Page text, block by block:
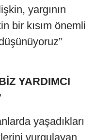
yargının
bir kısım önemli
YARDIMCI
yaşadıkları
vurgulayan